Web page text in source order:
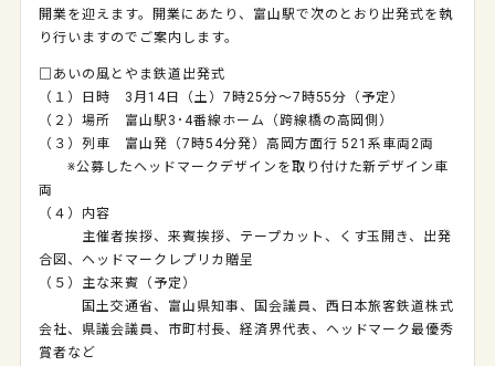
開業を迎えます。開業にあたり、富山駅で次のとおり出発式を執
り行いますのでご案内します。
□あいの風とやま鉄道出発式
（１）日時 3月14日（土）7時25分～7時55分（予定）
（２）場所 富山駅3･4番線ホーム（跨線橋の高岡側）
（３）列車 富山発（7時54分発）高岡方面行 521系車両2両
※公募したヘッドマークデザインを取り付けた新デザイン車
両
（４）内容
主催者挨拶、来賓挨拶、テープカット、くす玉開き、出発
合図、ヘッドマークレプリカ贈呈
（５）主な来賓（予定）
国土交通省、富山県知事、国会議員、西日本旅客鉄道株式
会社、県議会議員、市町村長、経済界代表、ヘッドマーク最優秀
賞者など